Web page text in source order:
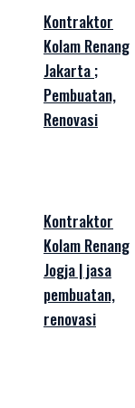
Kontraktor
Kolam Renang
Jakarta ;
Pembuatan,
Renovasi
Kontraktor
Kolam Renang
Jogja | jasa
pembuatan,
renovasi